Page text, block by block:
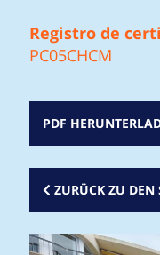
Registro de
PC05CHCM
PDF
ZURÜCK ZU DEN